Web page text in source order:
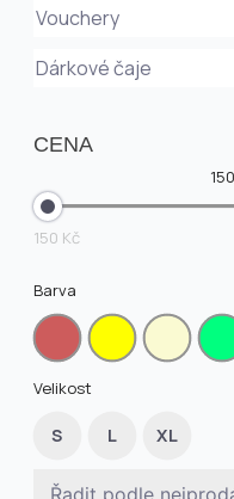
Vouchery
Dárkové čaje
CENA
150 Kč
Barva
Velikost
S L XL